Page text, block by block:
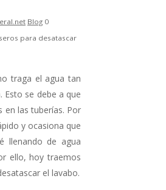
Blog 0
para desatascar
traga el agua tan
se debe a que
en las tuberías. Por
y ocasiona que
llenando de agua
ello, hoy traemos
el lavabo.